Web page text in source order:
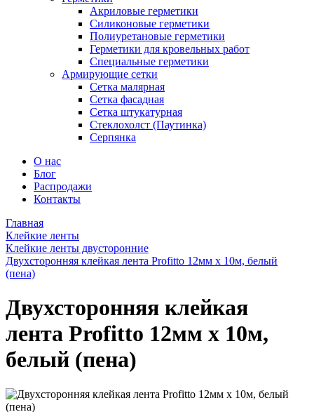
Акриловые герметики
Силиконовые герметики
Полиуретановые герметики
Герметики для кровельных работ
Специальные герметики
Армирующие сетки
Сетка малярная
Сетка фасадная
Сетка штукатурная
Стеклохолст (Паутинка)
Серпянка
О нас
Блог
Распродажи
Контакты
Главная
Клейкие ленты
Клейкие ленты двусторонние
Двухсторонняя клейкая лента Profitto 12мм х 10м, белый
(пена)
Двухсторонняя клейкая
лента Profitto 12мм х 10м,
белый (пена)